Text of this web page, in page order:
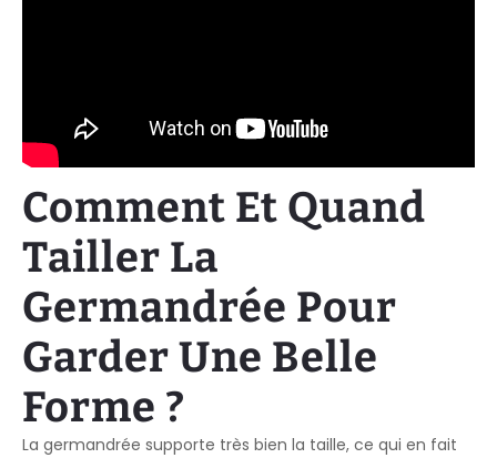
Comment Et Quand
Tailler La
Germandrée Pour
Garder Une Belle
Forme ?
La germandrée supporte très bien la taille, ce qui en fait